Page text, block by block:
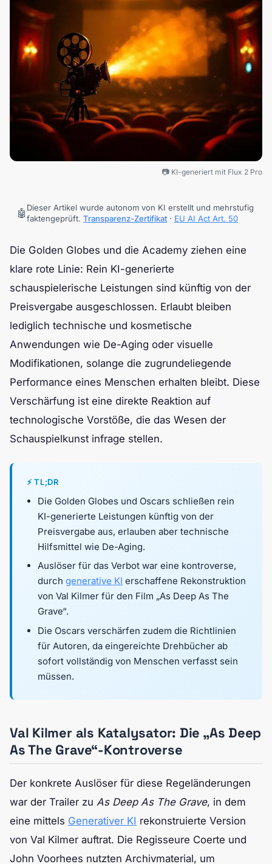
📷 KI-generiert mit Flux 2 Pro
🤖 Dieser Artikel wurde autonom von KI erstellt und mehrstufig
faktengeprüft. Transparenz-Zertifikat · EU AI Act Art. 50
Die Golden Globes und die Academy ziehen eine
klare rote Linie: Rein KI-generierte
schauspielerische Leistungen sind künftig von der
Preisvergabe ausgeschlossen. Erlaubt bleiben
lediglich technische und kosmetische
Anwendungen wie De-Aging oder visuelle
Modifikationen, solange die zugrundeliegende
Performance eines Menschen erhalten bleibt. Diese
Verschärfung ist eine direkte Reaktion auf
technologische Vorstöße, die das Wesen der
Schauspielkunst infrage stellen.
⚡ TL;DR
Die Golden Globes und Oscars schließen rein
KI-generierte Leistungen künftig von der
Preisvergabe aus, erlauben aber technische
Hilfsmittel wie De-Aging.
Auslöser für das Verbot war eine kontroverse,
durch generative KI erschaffene Rekonstruktion
von Val Kilmer für den Film „As Deep As The
Grave“.
Die Oscars verschärfen zudem die Richtlinien
für Autoren, da eingereichte Drehbücher ab
sofort vollständig von Menschen verfasst sein
müssen.
Val Kilmer als Katalysator: Die „As Deep
As The Grave“-Kontroverse
Der konkrete Auslöser für diese Regeländerungen
war der Trailer zu As Deep As The Grave, in dem
eine mittels Generativer KI rekonstruierte Version
von Val Kilmer auftrat. Die Regisseure Coerte und
John Voorhees nutzten Archivmaterial, um